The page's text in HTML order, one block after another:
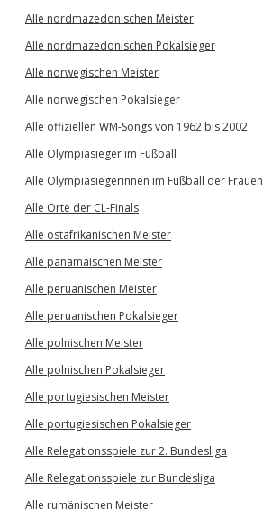
Alle nordmazedonischen Meister
Alle nordmazedonischen Pokalsieger
Alle norwegischen Meister
Alle norwegischen Pokalsieger
Alle offiziellen WM-Songs von 1962 bis 2002
Alle Olympiasieger im Fußball
Alle Olympiasiegerinnen im Fußball der Frauen
Alle Orte der CL-Finals
Alle ostafrikanischen Meister
Alle panamaischen Meister
Alle peruanischen Meister
Alle peruanischen Pokalsieger
Alle polnischen Meister
Alle polnischen Pokalsieger
Alle portugiesischen Meister
Alle portugiesischen Pokalsieger
Alle Relegationsspiele zur 2. Bundesliga
Alle Relegationsspiele zur Bundesliga
Alle rumänischen Meister